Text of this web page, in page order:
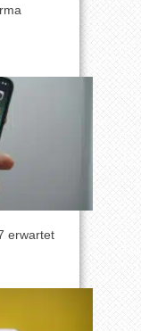
erwartet